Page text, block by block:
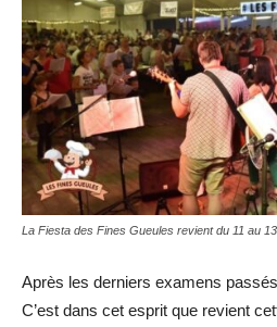
La Fiesta des Fines Gueules revient du 11 au
Après les derniers examens
C’est dans cet esprit que revient